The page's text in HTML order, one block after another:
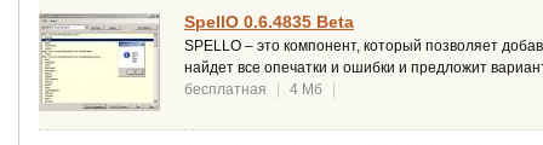
SpellO 0.6.4835 Beta
SPELLO – это компонент, который позволяет
найдет все опечатки и ошибки и предложит
бесплатная
| 4 Мб |